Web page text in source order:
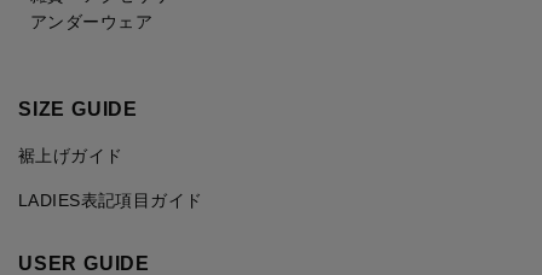
アンダーウェア
SIZE GUIDE
裾上げガイド
LADIES表記項目ガイド
USER GUIDE